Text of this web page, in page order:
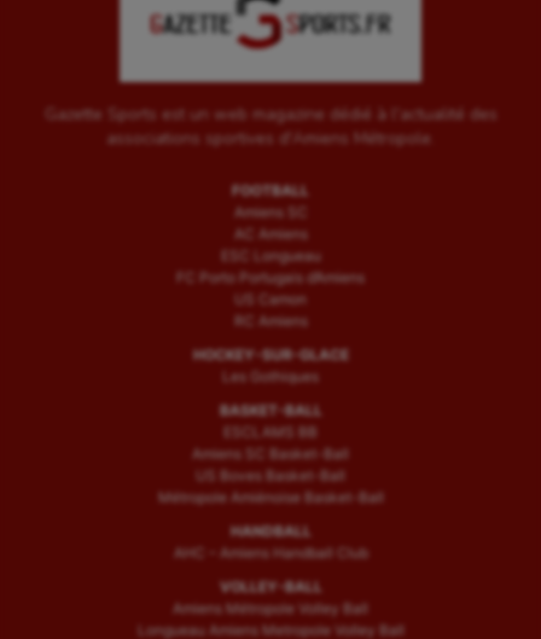
Gazette Sports est un web magazine dédié à l'actualité des
associations sportives d'Amiens Métropole.
FOOTBALL
Amiens SC
AC Amiens
ESC Longueau
FC Porto Portugais d’Amiens
US Camon
RC Amiens
HOCKEY-SUR-GLACE
Les Gothiques
BASKET-BALL
ESCLAMS BB
Amiens SC Basket-Ball
US Boves Basket-Ball
Métropole Amiénoise Basket-Ball
HANDBALL
AHC – Amiens Handball Club
VOLLEY-BALL
Amiens Métropole Volley Ball
Longueau Amiens Metropole Volley Ball